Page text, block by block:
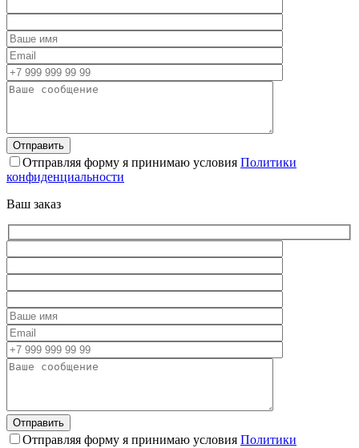
Отправляя форму я принимаю условия Политики
конфиденциальности
Ваш заказ
Отправляя форму я принимаю условия Политики